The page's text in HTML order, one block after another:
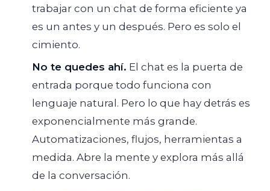
trabajar con un chat de forma eficiente ya
es un antes y un después. Pero es solo el
cimiento.
No te quedes ahí. El chat es la puerta de
entrada porque todo funciona con
lenguaje natural. Pero lo que hay detrás es
exponencialmente más grande.
Automatizaciones, flujos, herramientas a
medida. Abre la mente y explora más allá
de la conversación.